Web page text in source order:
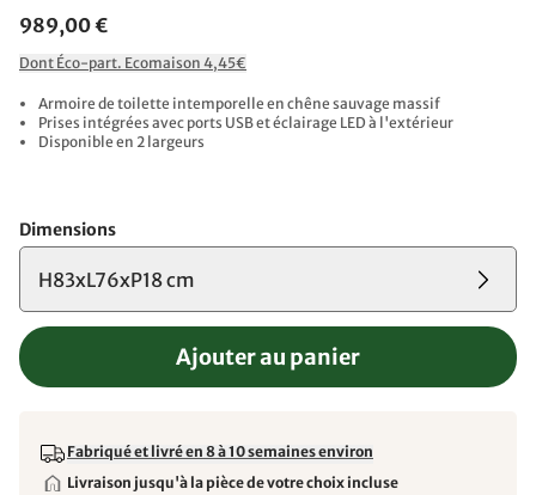
989,00 €
Dont Éco-part. Ecomaison 4,45€
Armoire de toilette intemporelle en chêne sauvage massif
Prises intégrées avec ports USB et éclairage LED à l'extérieur
Disponible en 2 largeurs
Dimensions
H83xL76xP18 cm
Ajouter au panier
Fabriqué et livré en 8 à 10 semaines environ
Livraison jusqu'à la pièce de votre choix incluse